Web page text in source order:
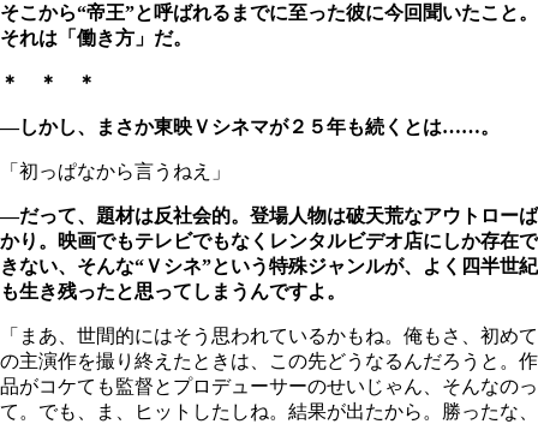
そこから“帝王”と呼ばれるまでに至った彼に今回聞いたこと。
それは「働き方」だ。
＊ ＊ ＊
―しかし、まさか東映Ｖシネマが２５年も続くとは……。
「初っぱなから言うねえ」
―だって、題材は反社会的。登場人物は破天荒なアウトローば
かり。映画でもテレビでもなくレンタルビデオ店にしか存在で
きない、そんな“Ｖシネ”という特殊ジャンルが、よく四半世紀
も生き残ったと思ってしまうんですよ。
「まあ、世間的にはそう思われているかもね。俺もさ、初めて
の主演作を撮り終えたときは、この先どうなるんだろうと。作
品がコケても監督とプロデューサーのせいじゃん、そんなのっ
て。でも、ま、ヒットしたしね。結果が出たから。勝ったな、